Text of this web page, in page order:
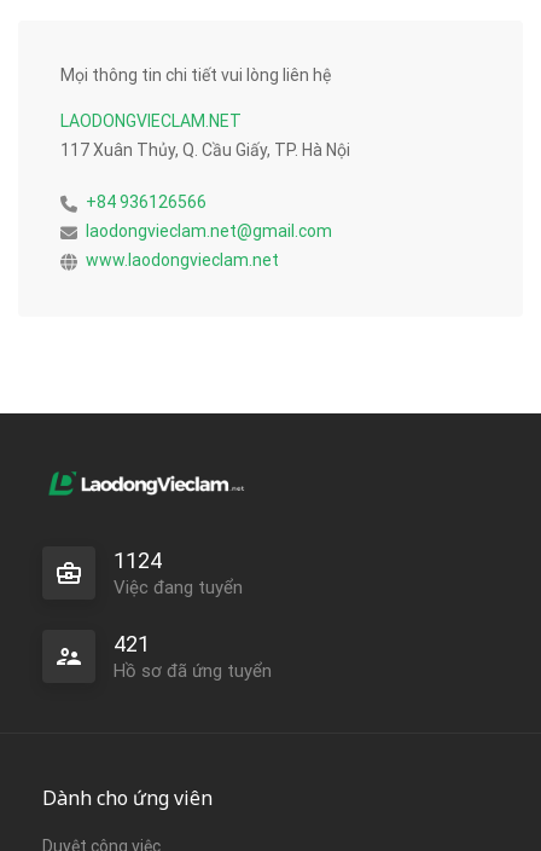
Mọi thông tin chi tiết vui lòng liên hệ
LAODONGVIECLAM.NET
117 Xuân Thủy, Q. Cầu Giấy, TP. Hà Nội
+84 936126566
laodongvieclam.net@gmail.com
www.laodongvieclam.net
1124
Việc đang tuyển
421
Hồ sơ đã ứng tuyển
Dành cho ứng viên
Duyệt công việc